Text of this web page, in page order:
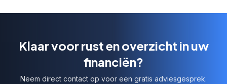
Klaar voor rust en overzicht in uw
financiën?
Neem direct contact op voor een gratis adviesgesprek.